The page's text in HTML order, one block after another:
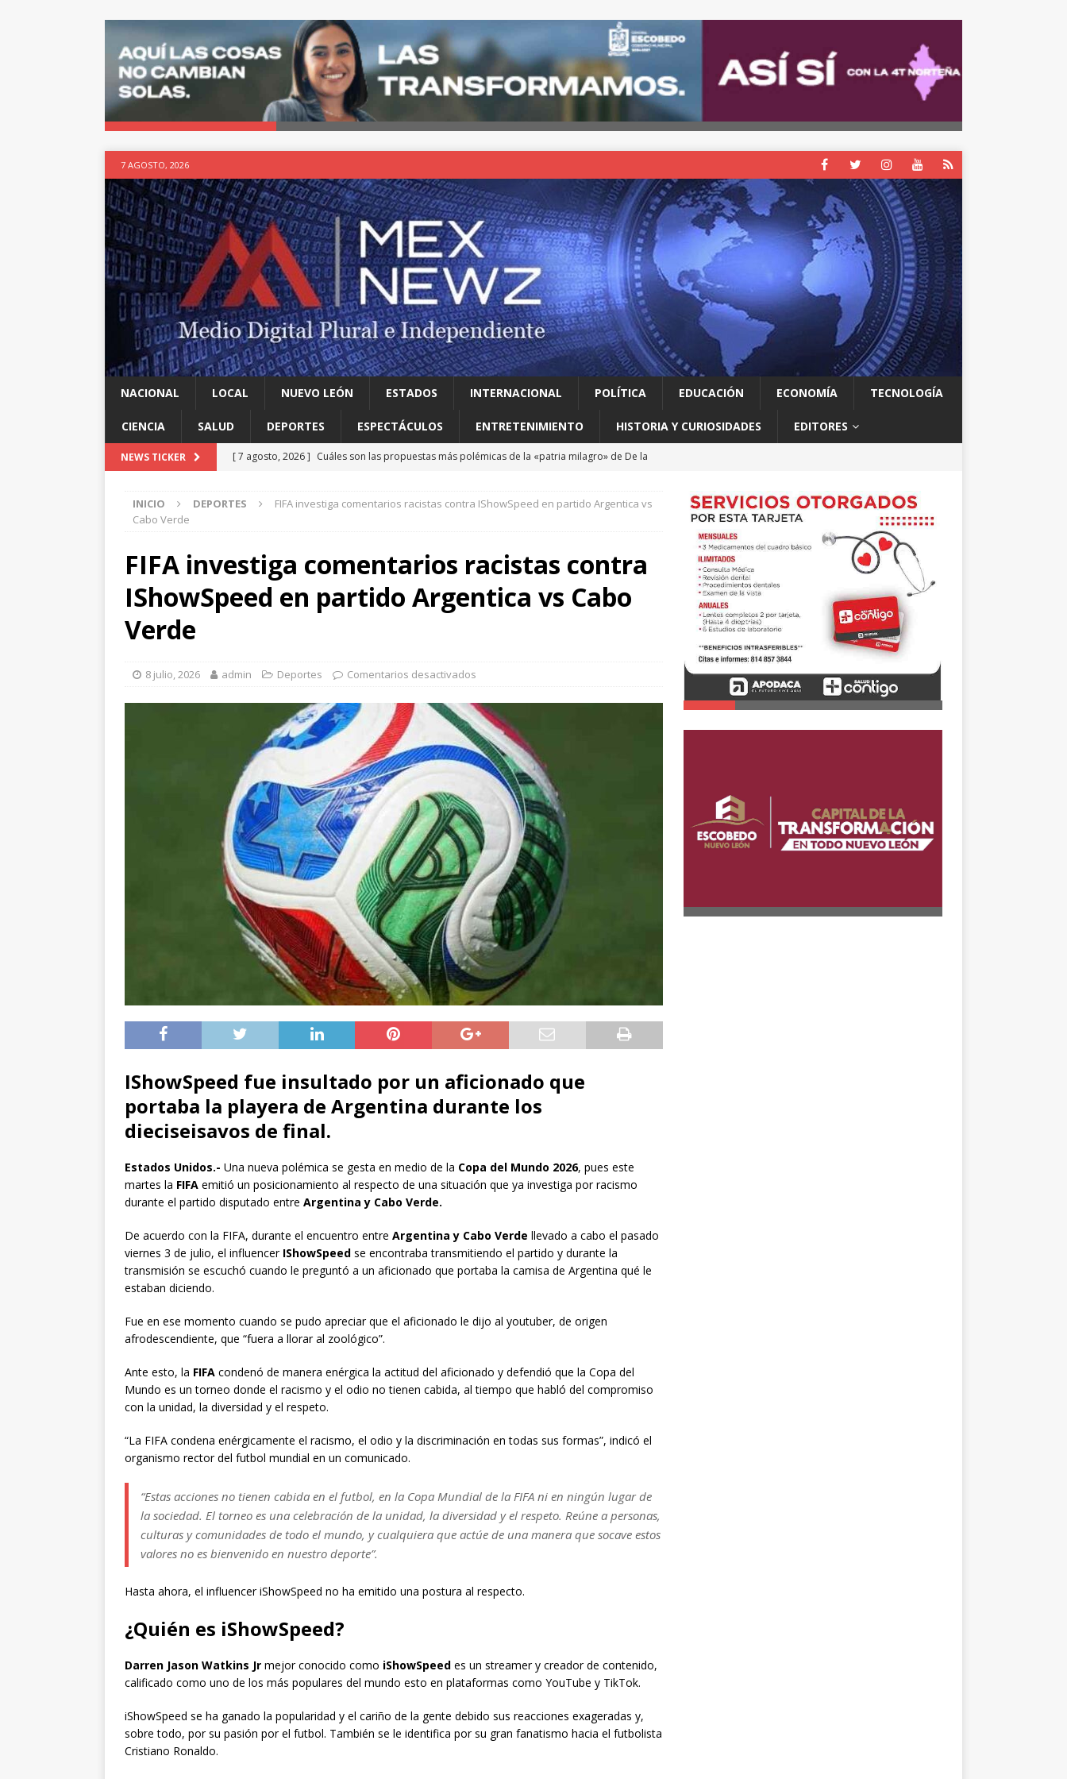
7 AGOSTO, 2026
NACIONAL LOCAL NUEVO LEÓN ESTADOS INTERNACIONAL POLÍTICA EDUCACIÓN ECONOMÍA TECNOLOGÍA
CIENCIA SALUD DEPORTES ESPECTÁCULOS ENTRETENIMIENTO HISTORIA Y CURIOSIDADES EDITORES
NEWS TICKER [ 7 agosto, 2026 ] Cuáles son las propuestas más polémicas de la «patria milagro» de De la
[ 7 agosto, 2026 ] México y Perú restablecen relaciones tras crisis diplomática
[ 7 agosto, 2026 ] Investigan empacadora de chiles jalapeños en Nuevo León por brote de
salmonella
LOCAL
LOCAL
INICIO DEPORTES
FIFA investiga comentarios racistas contra IShowSpeed en partido Argentica vs
Cabo Verde
FIFA investiga comentarios racistas contra
IShowSpeed en partido Argentica vs Cabo
Verde
8 julio, 2026 admin Deportes Comentarios desactivados
IShowSpeed fue insultado por un aficionado que
portaba la playera de Argentina durante los
dieciseisavos de final.
Estados Unidos.- Una nueva polémica se gesta en medio de la Copa del Mundo 2026, pues este
martes la FIFA emitió un posicionamiento al respecto de una situación que ya investiga por racismo
durante el partido disputado entre Argentina y Cabo Verde.
De acuerdo con la FIFA, durante el encuentro entre Argentina y Cabo Verde llevado a cabo el pasado
viernes 3 de julio, el influencer IShowSpeed se encontraba transmitiendo el partido y durante la
transmisión se escuchó cuando le preguntó a un aficionado que portaba la camisa de Argentina qué le
estaban diciendo.
Fue en ese momento cuando se pudo apreciar que el aficionado le dijo al youtuber, de origen
afrodescendiente, que “fuera a llorar al zoológico”.
Ante esto, la FIFA condenó de manera enérgica la actitud del aficionado y defendió que la Copa del
Mundo es un torneo donde el racismo y el odio no tienen cabida, al tiempo que habló del compromiso
con la unidad, la diversidad y el respeto.
“La FIFA condena enérgicamente el racismo, el odio y la discriminación en todas sus formas”, indicó el
organismo rector del futbol mundial en un comunicado.
“Estas acciones no tienen cabida en el futbol, en la Copa Mundial de la FIFA ni en ningún lugar de
la sociedad. El torneo es una celebración de la unidad, la diversidad y el respeto. Reúne a personas,
culturas y comunidades de todo el mundo, y cualquiera que actúe de una manera que socave estos
valores no es bienvenido en nuestro deporte”.
Hasta ahora, el influencer iShowSpeed no ha emitido una postura al respecto.
¿Quién es iShowSpeed?
Darren Jason Watkins Jr mejor conocido como iShowSpeed es un streamer y creador de contenido,
calificado como uno de los más populares del mundo esto en plataformas como YouTube y TikTok.
iShowSpeed se ha ganado la popularidad y el cariño de la gente debido sus reacciones exageradas y,
sobre todo, por su pasión por el futbol. También se le identifica por su gran fanatismo hacia el futbolista
Cristiano Ronaldo.